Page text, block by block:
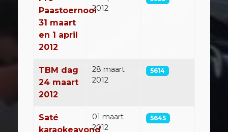
Paastoernooi
31 maart
en 1 april
2012
2012
TBM dag
24 maart
2012
28 maart
2012
5614
Saté
karaokeavond
01 maart
2012
5645